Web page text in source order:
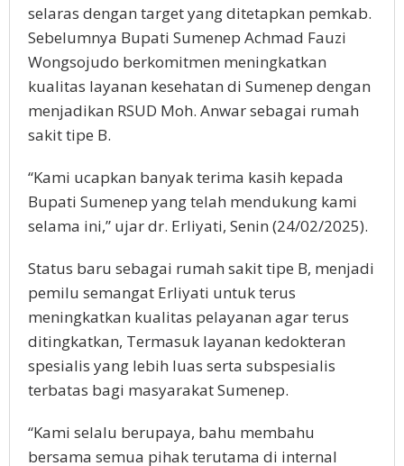
selaras dengan target yang ditetapkan pemkab.
Sebelumnya Bupati Sumenep Achmad Fauzi
Wongsojudo berkomitmen meningkatkan
kualitas layanan kesehatan di Sumenep dengan
menjadikan RSUD Moh. Anwar sebagai rumah
sakit tipe B.
“Kami ucapkan banyak terima kasih kepada
Bupati Sumenep yang telah mendukung kami
selama ini,” ujar dr. Erliyati, Senin (24/02/2025).
Status baru sebagai rumah sakit tipe B, menjadi
pemilu semangat Erliyati untuk terus
meningkatkan kualitas pelayanan agar terus
ditingkatkan, Termasuk layanan kedokteran
spesialis yang lebih luas serta subspesialis
terbatas bagi masyarakat Sumenep.
“Kami selalu berupaya, bahu membahu
bersama semua pihak terutama di internal